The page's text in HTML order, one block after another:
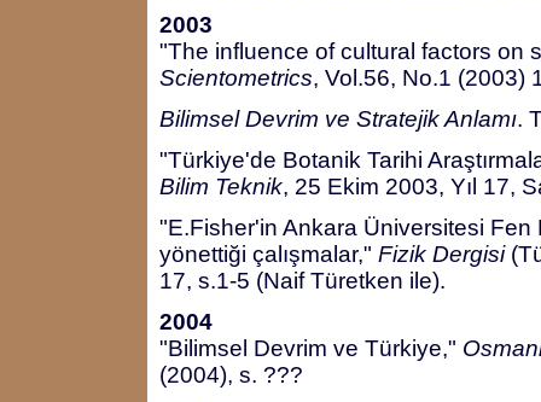
2003
"The influence of cultural factors on
Scientometrics, Vol.56, No.1 (2003)
Bilimsel Devrim ve Stratejik Anlamı.
"Türkiye'de Botanik Tarihi
Bilim Teknik, 25 Ekim 2003, Yıl 17,
"E.Fisher'in Ankara Üniversitesi Fen
yönettiği çalışmalar," Fizik Dergisi
17, s.1-5 (Naif Türetken ile).
2004
"Bilimsel Devrim ve Türkiye,"
(2004), s. ???